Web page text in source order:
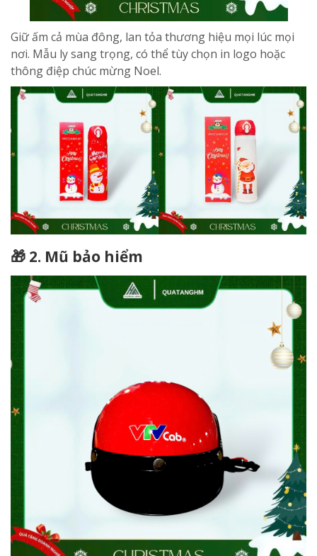
Giữ ấm cả mùa đông, lan tỏa thương hiệu mọi lúc mọi
nơi. Mẫu ly sang trọng, có thể tùy chọn in logo hoặc
thông điệp chúc mừng Noel.
🎁 2. Mũ bảo hiểm